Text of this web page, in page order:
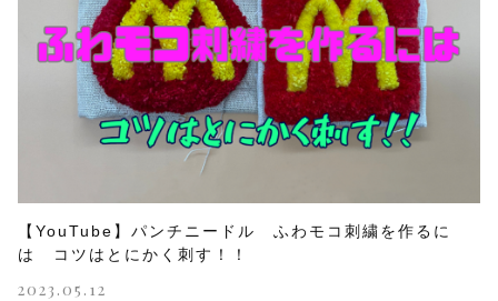
【YouTube】パンチニードル ふわモコ刺繍を作るに
は コツはとにかく刺す！！
2023.05.12